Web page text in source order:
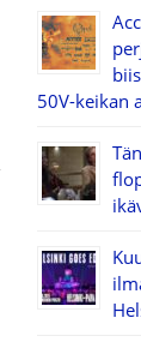
50V-keikan